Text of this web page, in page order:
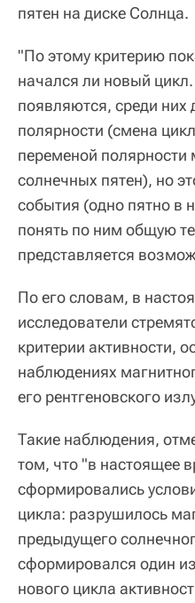
пятен на диске Солнца.
"По этому критерию
начался ли новый
появляются, среди них
полярности (смена
переменой полярности
солнечных пятен), но
события (одно пятно в
понять по ним общую
представляется
По его словам, в
исследователи
критерии активности,
наблюдениях
его рентгеновского
Такие наблюдения,
том, что "в настоящее
сформировались
цикла: разрушилось
предыдущего
сформировался один
нового цикла